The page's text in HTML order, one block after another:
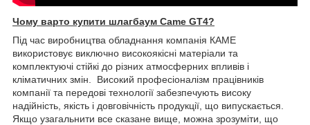
Чому варто купити шлагбаум Came GT4?
Під час виробництва обладнання компанія КАМЕ
використовує виключно високоякісні матеріали та
комплектуючі стійкі до різних атмосферних впливів і
кліматичних змін. Високий професіоналізм працівників
компанії та передові технології забезпечують високу
надійність, якість і довговічність продукції, що випускається.
Якщо узагальнити все сказане вище, можна зрозуміти, що